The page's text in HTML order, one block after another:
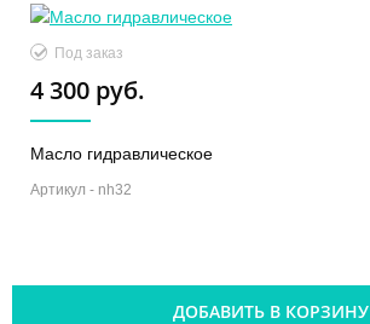
Под заказ
4 300 руб.
Масло гидравлическое
Артикул - nh32
ДОБАВИТЬ В КОРЗИНУ